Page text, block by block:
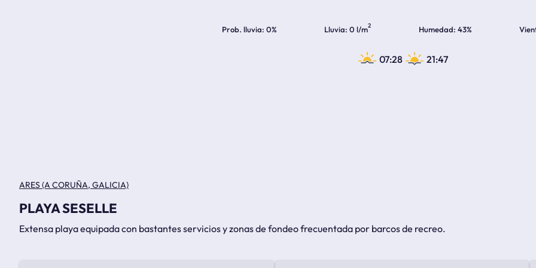
Prob. lluvia 0% Lluvia 0 l/m2 Humedad 43%
07:28 21:47
ARES (A CORUÑA, GALICIA)
PLAYA SESELLE
Extensa playa equipada con bastantes servicios y zonas de fondeo frecuentada por barcos de recreo.